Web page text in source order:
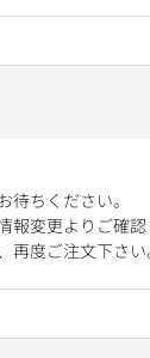
ちください。
変更よりご確認
度ご注文下さい